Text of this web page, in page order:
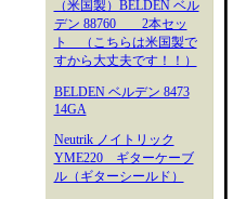
（米国製）BELDEN ベル
デン 88760 2本セッ
ト （こちらは米国製で
すから大丈夫です！！）
BELDEN ベルデン 8473
14GA
Neutrik ノイトリック
YME220 ギターケーブ
ル（ギターシールド）